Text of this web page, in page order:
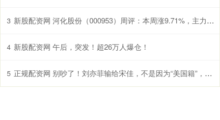
3 新股配资网 河化股份（000953）周评：本周涨9.71%，主力资金合计净流入1.68亿元
4 新股配资网 午后，突发！超26万人爆仓！
5 正规配资网 别吵了！刘亦菲输给宋佳，不是因为“美国籍”，就冲这点她真不冤